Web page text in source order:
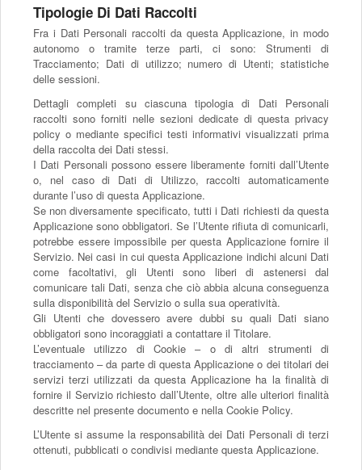
Tipologie Di Dati Raccolti
Fra i Dati Personali raccolti da questa Applicazione, in modo
autonomo o tramite terze parti, ci sono: Strumenti di
Tracciamento; Dati di utilizzo; numero di Utenti; statistiche
delle sessioni.
Dettagli completi su ciascuna tipologia di Dati Personali
raccolti sono forniti nelle sezioni dedicate di questa privacy
policy o mediante specifici testi informativi visualizzati prima
della raccolta dei Dati stessi.
I Dati Personali possono essere liberamente forniti dall’Utente
o, nel caso di Dati di Utilizzo, raccolti automaticamente
durante l’uso di questa Applicazione.
Se non diversamente specificato, tutti i Dati richiesti da questa
Applicazione sono obbligatori. Se l’Utente rifiuta di comunicarli,
potrebbe essere impossibile per questa Applicazione fornire il
Servizio. Nei casi in cui questa Applicazione indichi alcuni Dati
come facoltativi, gli Utenti sono liberi di astenersi dal
comunicare tali Dati, senza che ciò abbia alcuna conseguenza
sulla disponibilità del Servizio o sulla sua operatività.
Gli Utenti che dovessero avere dubbi su quali Dati siano
obbligatori sono incoraggiati a contattare il Titolare.
L’eventuale utilizzo di Cookie – o di altri strumenti di
tracciamento – da parte di questa Applicazione o dei titolari dei
servizi terzi utilizzati da questa Applicazione ha la finalità di
fornire il Servizio richiesto dall’Utente, oltre alle ulteriori finalità
descritte nel presente documento e nella Cookie Policy.
L’Utente si assume la responsabilità dei Dati Personali di terzi
ottenuti, pubblicati o condivisi mediante questa Applicazione.